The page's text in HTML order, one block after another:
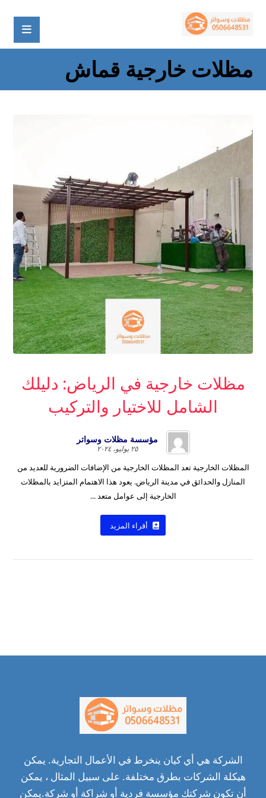
مظلات خارجية قماش
مظلات خارجية في الرياض: دليلك
الشامل للاختيار والتركيب
مؤسسة مظلات وسواتر
٢٥ يوليو، ٢٠٢٤
المظلات الخارجية تعد المظلات الخارجية من الإضافات الضرورية للعديد من
المنازل والحدائق في مدينة الرياض. يعود هذا الاهتمام المتزايد بالمظلات
الخارجية إلى عوامل متعد ...
أقراء المزيد
الشركة هي أي كيان ينخرط في الأعمال التجارية. يمكن
هيكلة الشركات بطرق مختلفة. على سبيل المثال ، يمكن
أن تكون شركتك مؤسسة فردية أو شراكة أو شركة.يمكن